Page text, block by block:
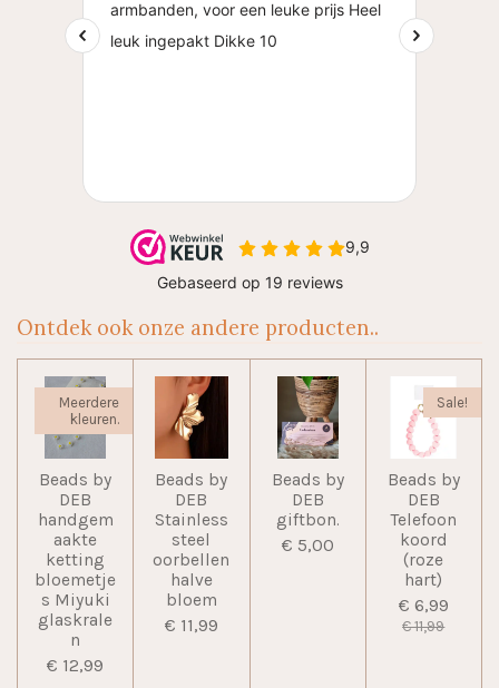
Ontdek ook onze andere producten..
Meerdere
kleuren.
Beads by
DEB
handgem
aakte
ketting
bloemetje
s Miyuki
glaskrale
n
€ 12,99
Beads by
DEB
Stainless
steel
oorbellen
halve
bloem
€ 11,99
Beads by
DEB
giftbon.
€ 5,00
Sale!
Beads by
DEB
Telefoon
koord
(roze
hart)
€ 6,99
€ 11,99